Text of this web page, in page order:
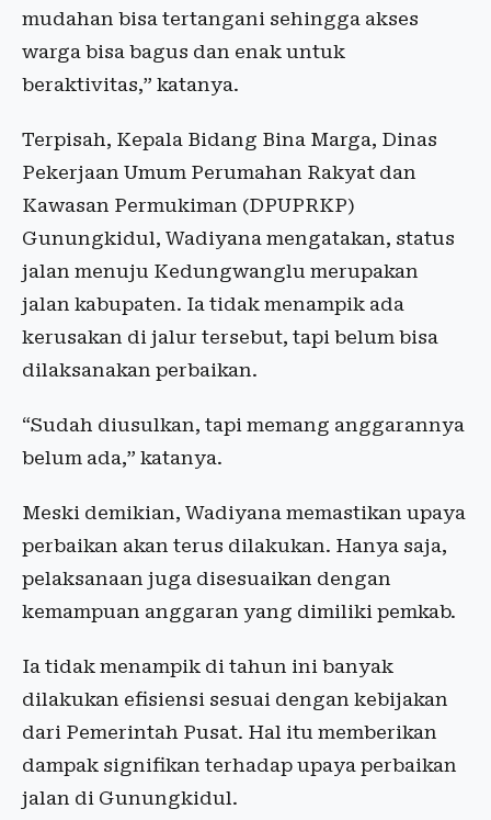
mudahan bisa tertangani sehingga akses
warga bisa bagus dan enak untuk
beraktivitas,” katanya.
Terpisah, Kepala Bidang Bina Marga, Dinas
Pekerjaan Umum Perumahan Rakyat dan
Kawasan Permukiman (DPUPRKP)
Gunungkidul, Wadiyana mengatakan, status
jalan menuju Kedungwanglu merupakan
jalan kabupaten. Ia tidak menampik ada
kerusakan di jalur tersebut, tapi belum bisa
dilaksanakan perbaikan.
“Sudah diusulkan, tapi memang anggarannya
belum ada,” katanya.
Meski demikian, Wadiyana memastikan upaya
perbaikan akan terus dilakukan. Hanya saja,
pelaksanaan juga disesuaikan dengan
kemampuan anggaran yang dimiliki pemkab.
Ia tidak menampik di tahun ini banyak
dilakukan efisiensi sesuai dengan kebijakan
dari Pemerintah Pusat. Hal itu memberikan
dampak signifikan terhadap upaya perbaikan
jalan di Gunungkidul.